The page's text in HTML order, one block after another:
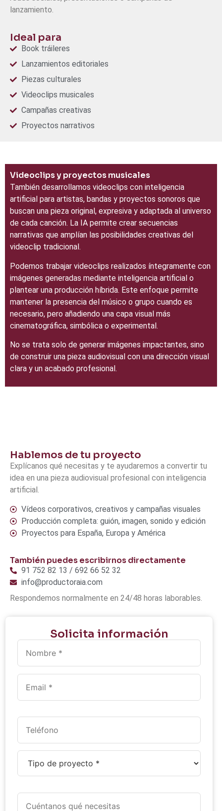
lanzamiento.
Ideal para
Book tráileres
Lanzamientos editoriales
Piezas culturales
Videoclips musicales
Campañas creativas
Proyectos narrativos
Videoclips y proyectos musicales
También desarrollamos videoclips con inteligencia
artificial para artistas, bandas y proyectos sonoros que
buscan una pieza original, expresiva y adaptada al universo
de cada canción. La IA permite crear secuencias
narrativas que amplían las posibilidades creativas del
videoclip tradicional.
Podemos trabajar videoclips realizados íntegramente con
imágenes generadas mediante inteligencia artificial o
plantear una producción híbrida. Este enfoque permite
mantener la presencia del músico o grupo cuando es
necesario, pero añadiendo una capa visual más
cinematográfica, simbólica o experimental.
No se trata solo de generar imágenes impactantes, sino
de construir una pieza audiovisual con una dirección visual
clara y un acabado profesional.
Hablemos de tu proyecto
Explícanos qué necesitas y te ayudaremos a convertir tu
idea en una pieza audiovisual profesional con inteligencia
artificial.
Vídeos corporativos, creativos y campañas visuales
Producción completa: guión, imagen, sonido y edición
Proyectos para España, Europa y América
También puedes escribirnos directamente
91 752 82 13 / 692 66 52 32
info@productoraia.com
Respondemos normalmente en 24/48 horas laborables.
Solicita información